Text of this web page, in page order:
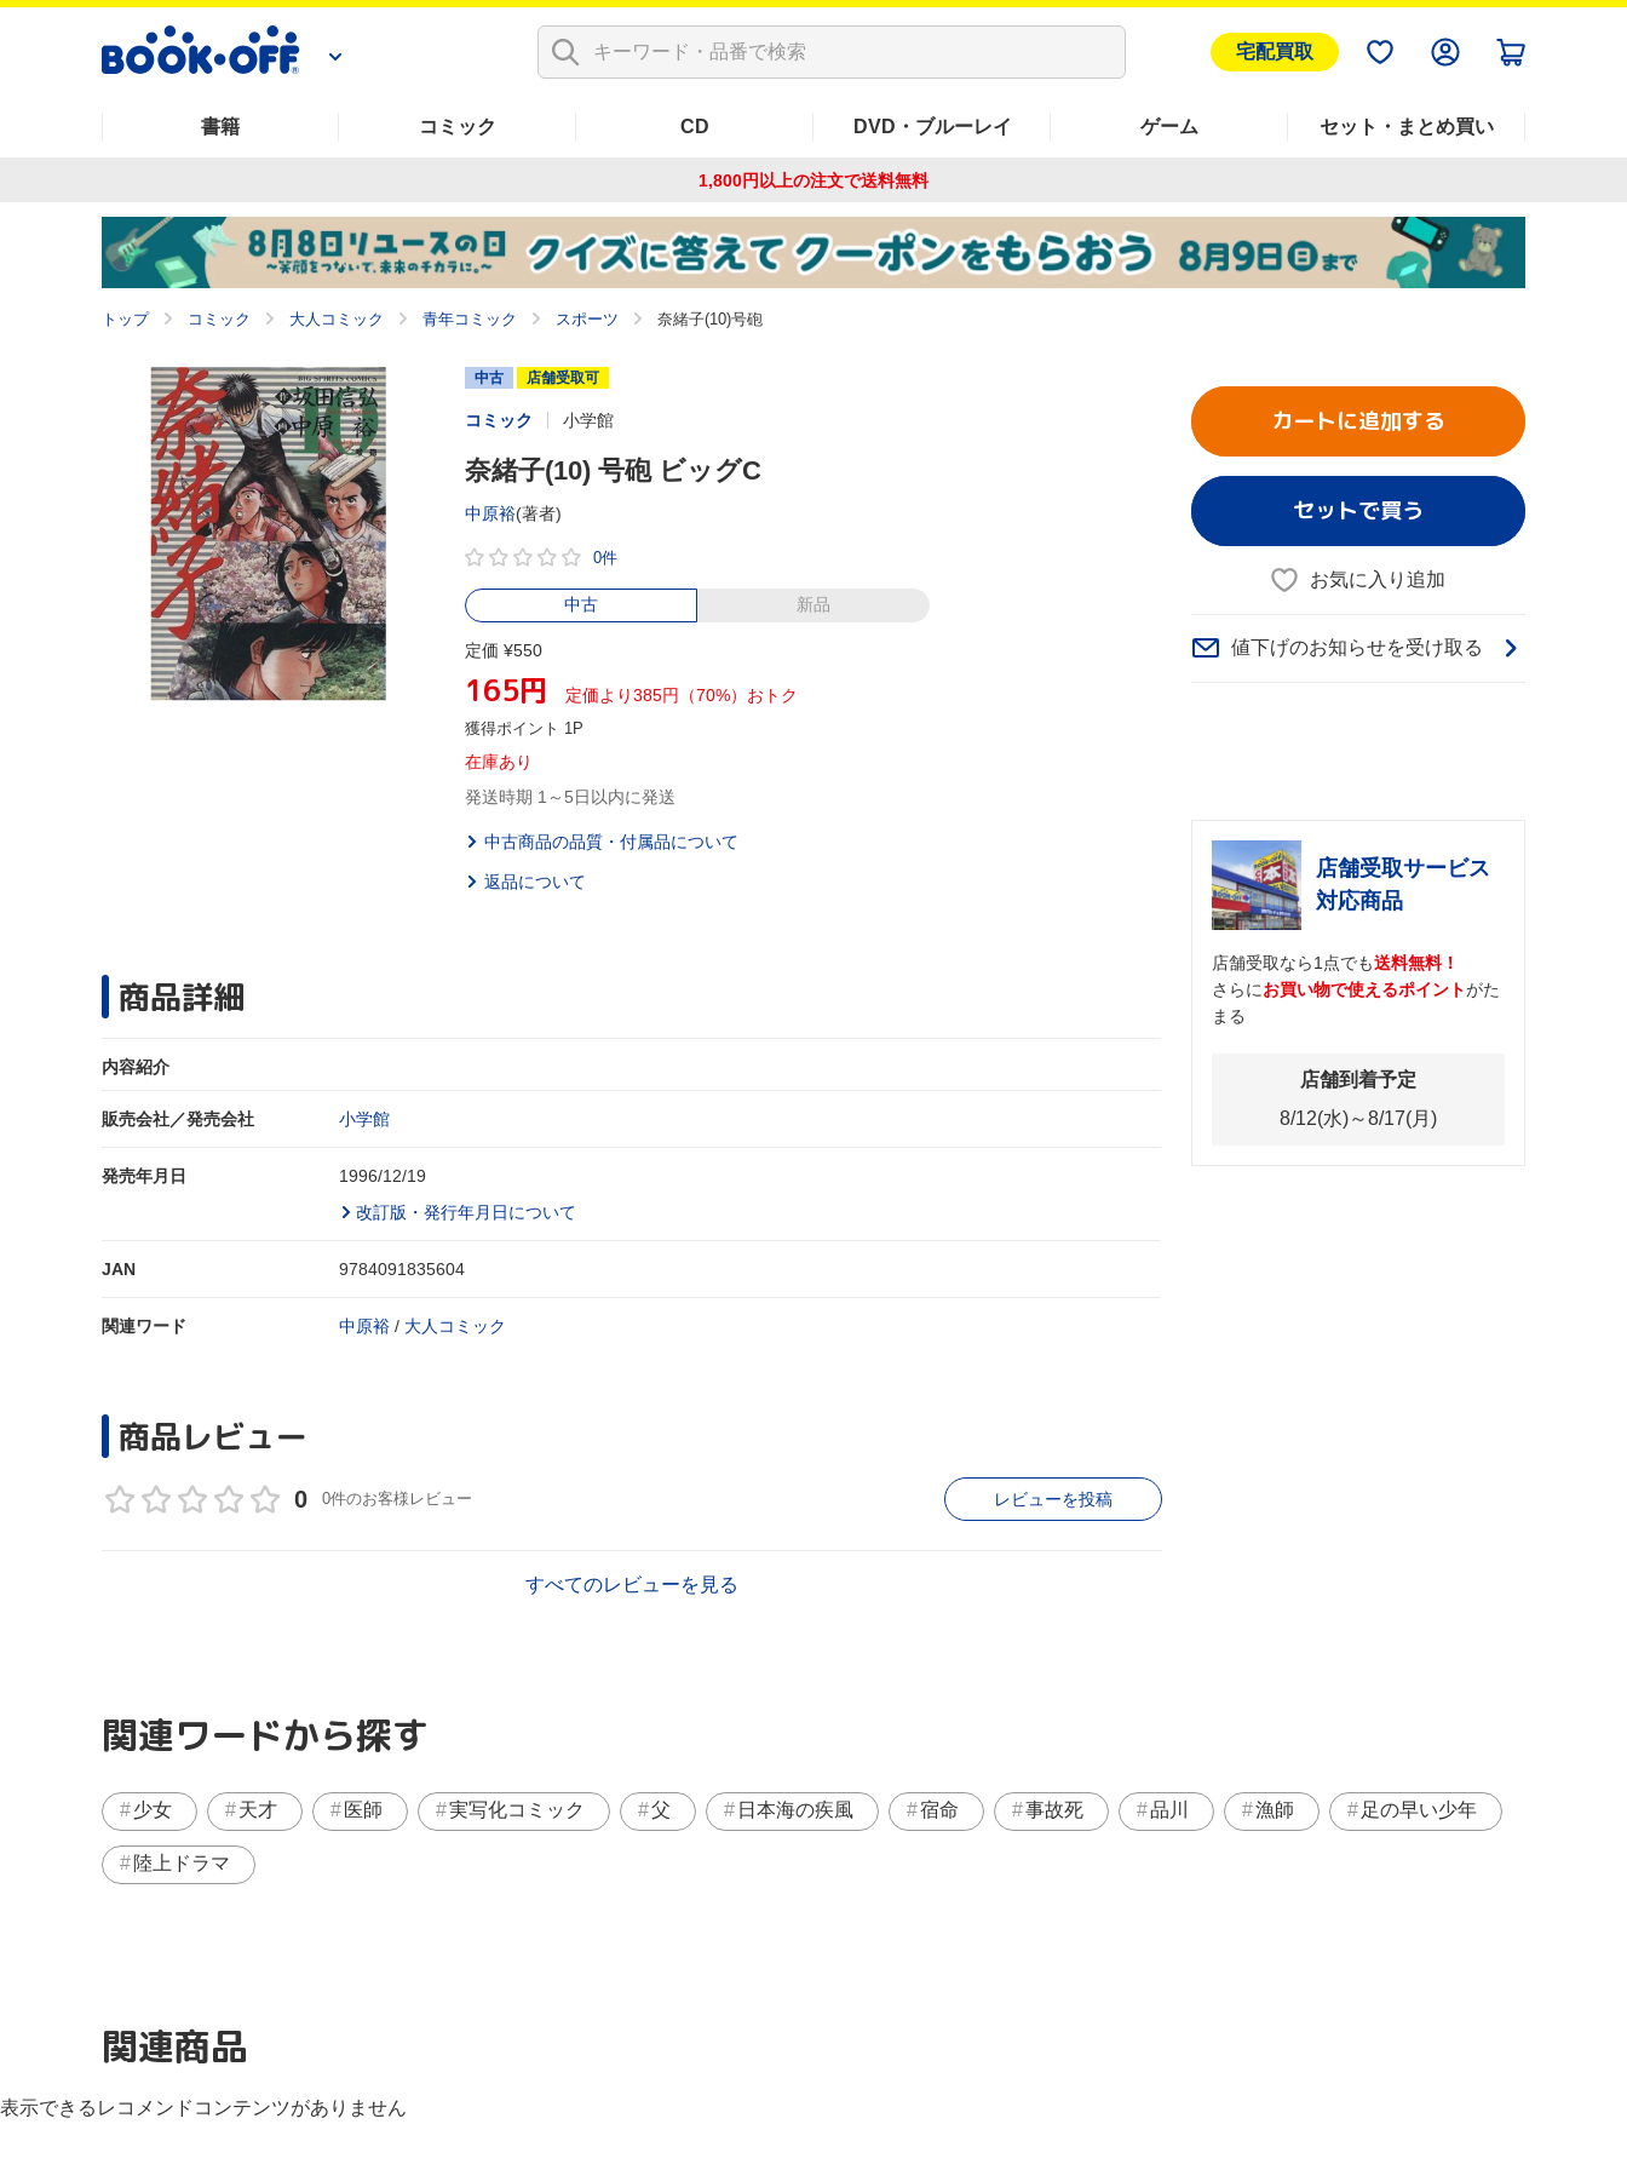
宅配買取
書籍 コミック CD DVD・ブルーレイ ゲーム セット・まとめ買い
1,800円以上の注文で送料無料
トップ コミック 大人コミック 青年コミック スポーツ 奈緒子(10)号砲
中古 店舗受取可
コミック 小学館
奈緒子(10) 号砲 ビッグC
中原裕(著者)
0件
中古 新品
定価 ¥550
165円 定価より385円（70%）おトク
獲得ポイント 1P
在庫あり
発送時期 1～5日以内に発送
中古商品の品質・付属品について
返品について
商品詳細
内容紹介
販売会社／発売会社 小学館
発売年月日
1996/12/19
改訂版・発行年月日について
JAN 9784091835604
関連ワード 中原裕 / 大人コミック
カートに追加する
セットで買う
お気に入り追加
値下げのお知らせを受け取る
店舗受取サービス
対応商品
店舗受取なら1点でも送料無料！
さらにお買い物で使えるポイントがた
まる
店舗到着予定
8/12(水)～8/17(月)
商品レビュー
0 0件のお客様レビュー レビューを投稿
すべてのレビューを見る
関連ワードから探す
少女 天才 医師 実写化コミック 父 日本海の疾風 宿命 事故死 品川 漁師 足の早い少年
陸上ドラマ
関連商品
表示できるレコメンドコンテンツがありません